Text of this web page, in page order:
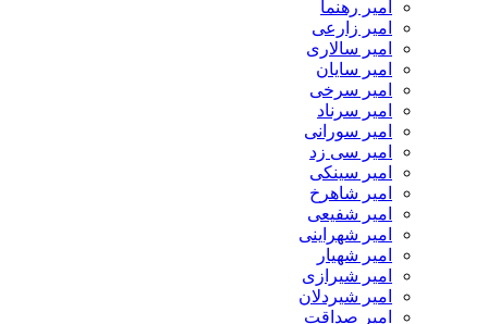
امیر رهنما
امیر زارعی
امیر سالاری
امیر سایان
امیر سرخی
امیر سرناد
امیر سورانی
امیر سی زد
امیر سینکی
امیر شاهرخ
امیر شفیعی
امیر شهراینی
امیر شهیار
امیر شیرازی
امیر شیردلان
امیر صداقت